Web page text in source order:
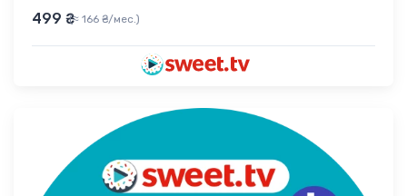
499 ₴
(≈ 166 ₴/мес.)